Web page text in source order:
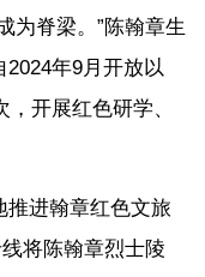
为脊梁。”陈翰章生
年9月开放以
开展红色研学、
推进翰章红色文旅
将陈翰章烈士陵